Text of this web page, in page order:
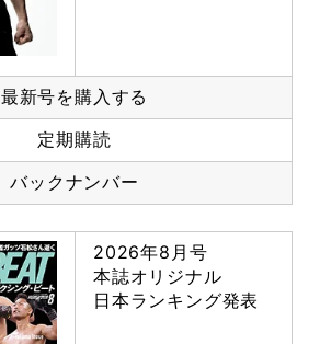
最新号を購入する
定期購読
バックナンバー
2026年8月号
本誌オリジナル
日本ランキング発表